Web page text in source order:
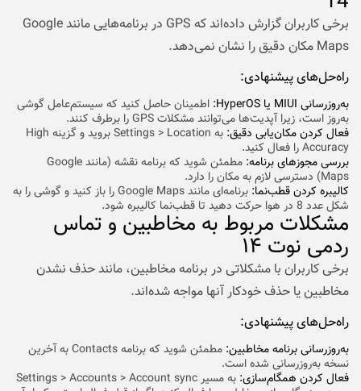
برخی کاربران گزارش داده‌اند که GPS در برنامه‌هایی مانند Google
Maps مکان دقیق را نشان نمی‌دهد.
راه‌حل‌های پیشنهادی:
به‌روزرسانی MIUI یا HyperOS:
اطمینان حاصل کنید که سیستم‌عامل گوشی
به‌روز است، زیرا آپدیت‌ها می‌توانند مشکلات GPS را برطرف کنند.
فعال کردن مکان‌یابی دقیق:
به Settings > Location بروید و گزینه High
Accuracy را فعال کنید.
بررسی مجوزهای برنامه:
مطمئن شوید که برنامه نقشه (مانند Google
Maps) دسترسی لازم به مکان را دارد.
کالیبره کردن قطب‌نما:
برنامه‌ای مانند Google Maps را باز کنید و گوشی را به
شکل عدد 8 در هوا حرکت دهید تا قطب‌نما کالیبره شود.
مشکلات مربوط به مخاطبین و تماس
ردمی نوت ۱۴
برخی کاربران با مشکلاتی در برنامه مخاطبین، مانند حذف نشدن
مخاطبین یا حذف خودکار آنها مواجه شده‌اند.
راه‌حل‌های پیشنهادی:
به‌روزرسانی برنامه مخاطبین:
مطمئن شوید که برنامه Contacts به آخرین
نسخه به‌روزرسانی شده است.
فعال کردن همگام‌سازی:
به مسیر Settings > Accounts > Account sync